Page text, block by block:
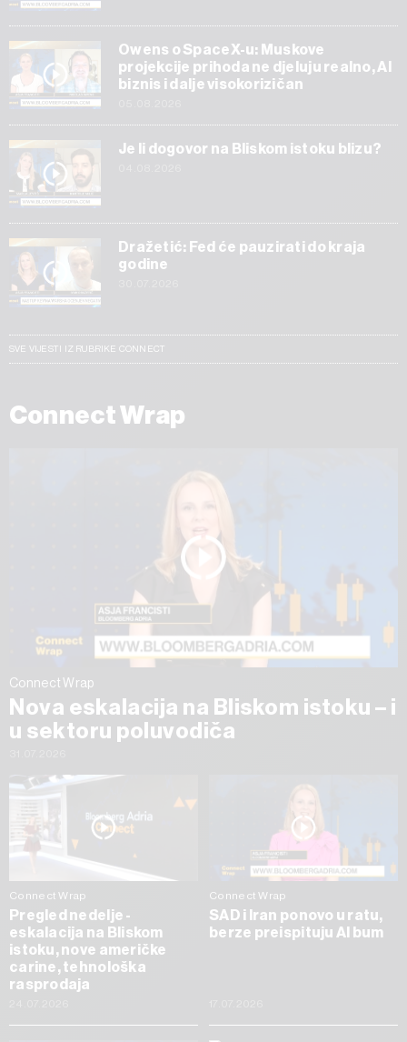
Owens o SpaceX-u: Muskove
projekcije prihoda ne djeluju realno, AI
biznis i dalje visokorizičan
Je li dogovor na Bliskom istoku blizu?
Dražetić: Fed će pauzirati do kraja
godine
SVE VIJESTI IZ RUBRIKE CONNECT
Connect Wrap
Connect Wrap
Nova eskalacija na Bliskom istoku – i
u sektoru poluvodiča
Connect Wrap
Pregled nedelje -
eskalacija na Bliskom
istoku, nove američke
carine, tehnološka
rasprodaja
Connect Wrap
SAD i Iran ponovo u ratu,
berze preispituju AI bum